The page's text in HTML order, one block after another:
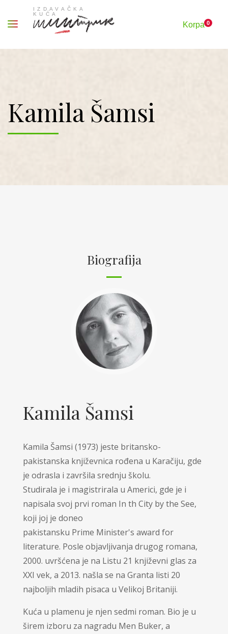
Korpa0
Kamila Šamsi
Biografija
Kamila Šamsi
Kamila Šamsi (1973) jeste britansko-
pakistanska književnica rođena u Karačiju, gde
je odrasla i završila srednju školu.
Studirala je i magistrirala u Americi, gde je i
napisala svoj prvi roman In th City by the See,
koji joj je doneo
pakistansku Prime Minister's award for
literature. Posle objavljivanja drugog romana,
2000. uvršćena je na Listu 21 književni glas za
XXI vek, a 2013. našla se na Granta listi 20
najboljih mladih pisaca u Velikoj Britaniji.
Kuća u plamenu je njen sedmi roman. Bio je u
širem izboru za nagradu Men Buker, a